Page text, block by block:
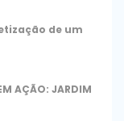
de um
AÇÃO: JARDIM